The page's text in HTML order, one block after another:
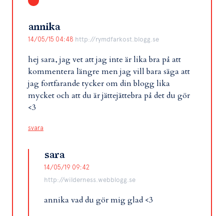
annika
14/05/15 04:48 http://rymdfarkost.blogg.se
hej sara, jag vet att jag inte är lika bra på att
kommentera längre men jag vill bara säga att
jag fortfarande tycker om din blogg lika
mycket och att du är jättejättebra på det du gör
<3
svara
sara
14/05/19 09:42
http://wilderness.webblogg.se
annika vad du gör mig glad <3